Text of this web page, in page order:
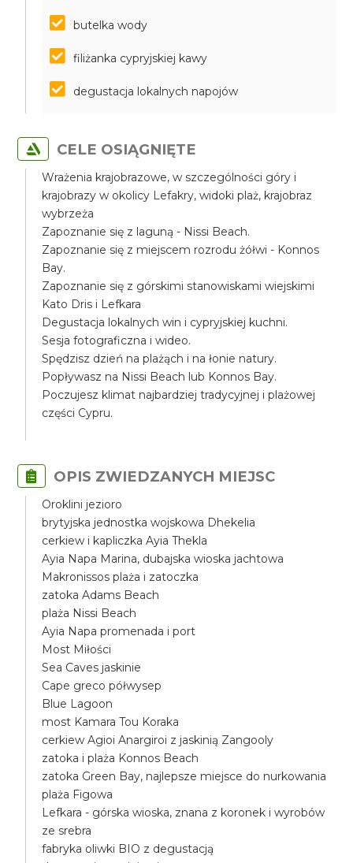
butelka wody
filiżanka cypryjskiej kawy
degustacja lokalnych napojów
CELE OSIĄGNIĘTE
Wrażenia krajobrazowe, w szczególności góry i
krajobrazy w okolicy Lefakry, widoki plaż, krajobraz
wybrzeża
Zapoznanie się z laguną - Nissi Beach.
Zapoznanie się z miejscem rozrodu żółwi - Konnos
Bay.
Zapoznanie się z górskimi stanowiskami wiejskimi
Kato Dris i Lefkara
Degustacja lokalnych win i cypryjskiej kuchni.
Sesja fotograficzna i wideo.
Spędzisz dzień na plażąch i na łonie natury.
Popływasz na Nissi Beach lub Konnos Bay.
Poczujesz klimat najbardziej tradycyjnej i plażowej
części Cypru.
OPIS ZWIEDZANYCH MIEJSC
Oroklini jezioro
brytyjska jednostka wojskowa Dhekelia
cerkiew i kapliczka Ayia Thekla
Ayia Napa Marina, dubajska wioska jachtowa
Makronissos plaża i zatoczka
zatoka Adams Beach
plaża Nissi Beach
Ayia Napa promenada i port
Most Miłości
Sea Caves jaskinie
Cape greco półwysep
Blue Lagoon
most Kamara Tou Koraka
cerkiew Agioi Anargiroi z jaskinią Zangooly
zatoka i plaża Konnos Beach
zatoka Green Bay, najlepsze miejsce do nurkowania
plaża Figowa
Lefkara - górska wioska, znana z koronek i wyrobów
ze srebra
fabryka oliwki BIO z degustacją